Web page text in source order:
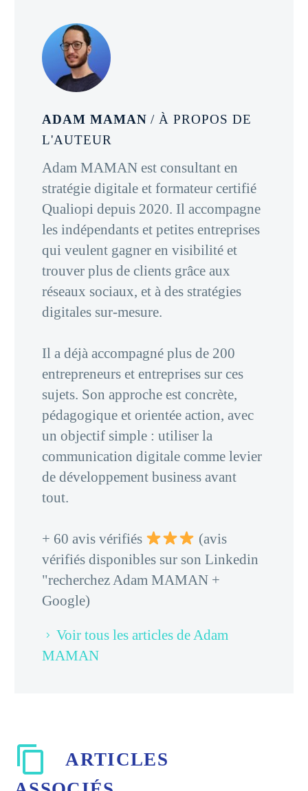
ADAM MAMAN/ À PROPOS DE
L'AUTEUR
Adam MAMAN est consultant en
stratégie digitale et formateur certifié
Qualiopi depuis 2020. Il accompagne
les indépendants et petites entreprises
qui veulent gagner en visibilité et
trouver plus de clients grâce aux
réseaux sociaux, et à des stratégies
digitales sur-mesure.
Il a déjà accompagné plus de 200
entrepreneurs et entreprises sur ces
sujets. Son approche est concrète,
pédagogique et orientée action, avec
un objectif simple : utiliser la
communication digitale comme levier
de développement business avant
tout.
+ 60 avis vérifiés
(avis
vérifiés disponibles sur son Linkedin
"recherchez Adam MAMAN +
Google)
Voir tous les articles de Adam
MAMAN
ARTICLES